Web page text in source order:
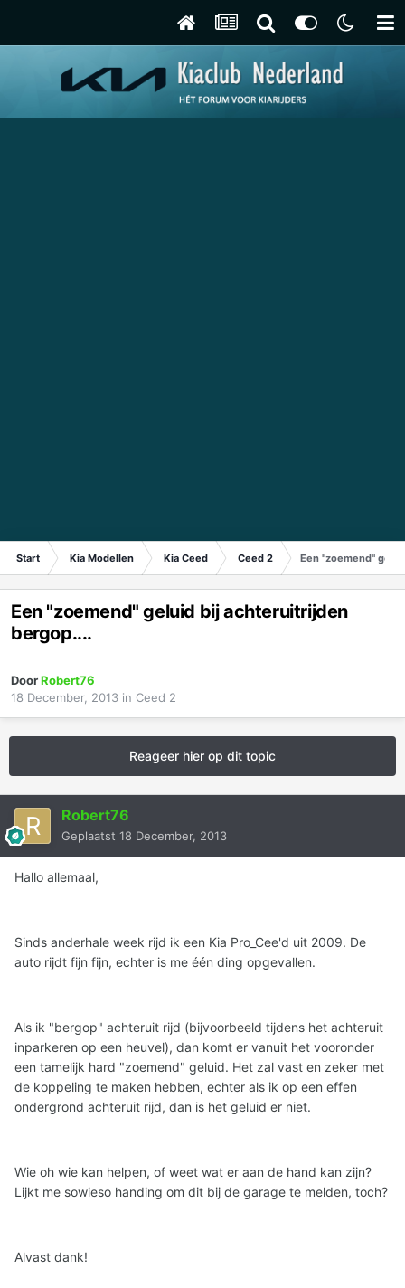
Start Kia Modellen Kia Ceed Ceed 2 Een "zoemend"
Een "zoemend" geluid bij achteruitrijden
bergop....
DoorRobert76
18 December, 2013 in Ceed 2
Reageer hier op dit topic
Robert76
Geplaatst 18 December, 2013
Hallo allemaal,
Sinds anderhale week rijd ik een Kia Pro_Cee'd uit 2009. De
auto rijdt fijn fijn, echter is me één ding opgevallen.
Als ik "bergop" achteruit rijd (bijvoorbeeld tijdens het achteruit
inparkeren op een heuvel), dan komt er vanuit het vooronder
een tamelijk hard "zoemend" geluid. Het zal vast en zeker met
de koppeling te maken hebben, echter als ik op een effen
ondergrond achteruit rijd, dan is het geluid er niet.
Wie oh wie kan helpen, of weet wat er aan de hand kan zijn?
Lijkt me sowieso handing om dit bij de garage te melden, toch?
Alvast dank!